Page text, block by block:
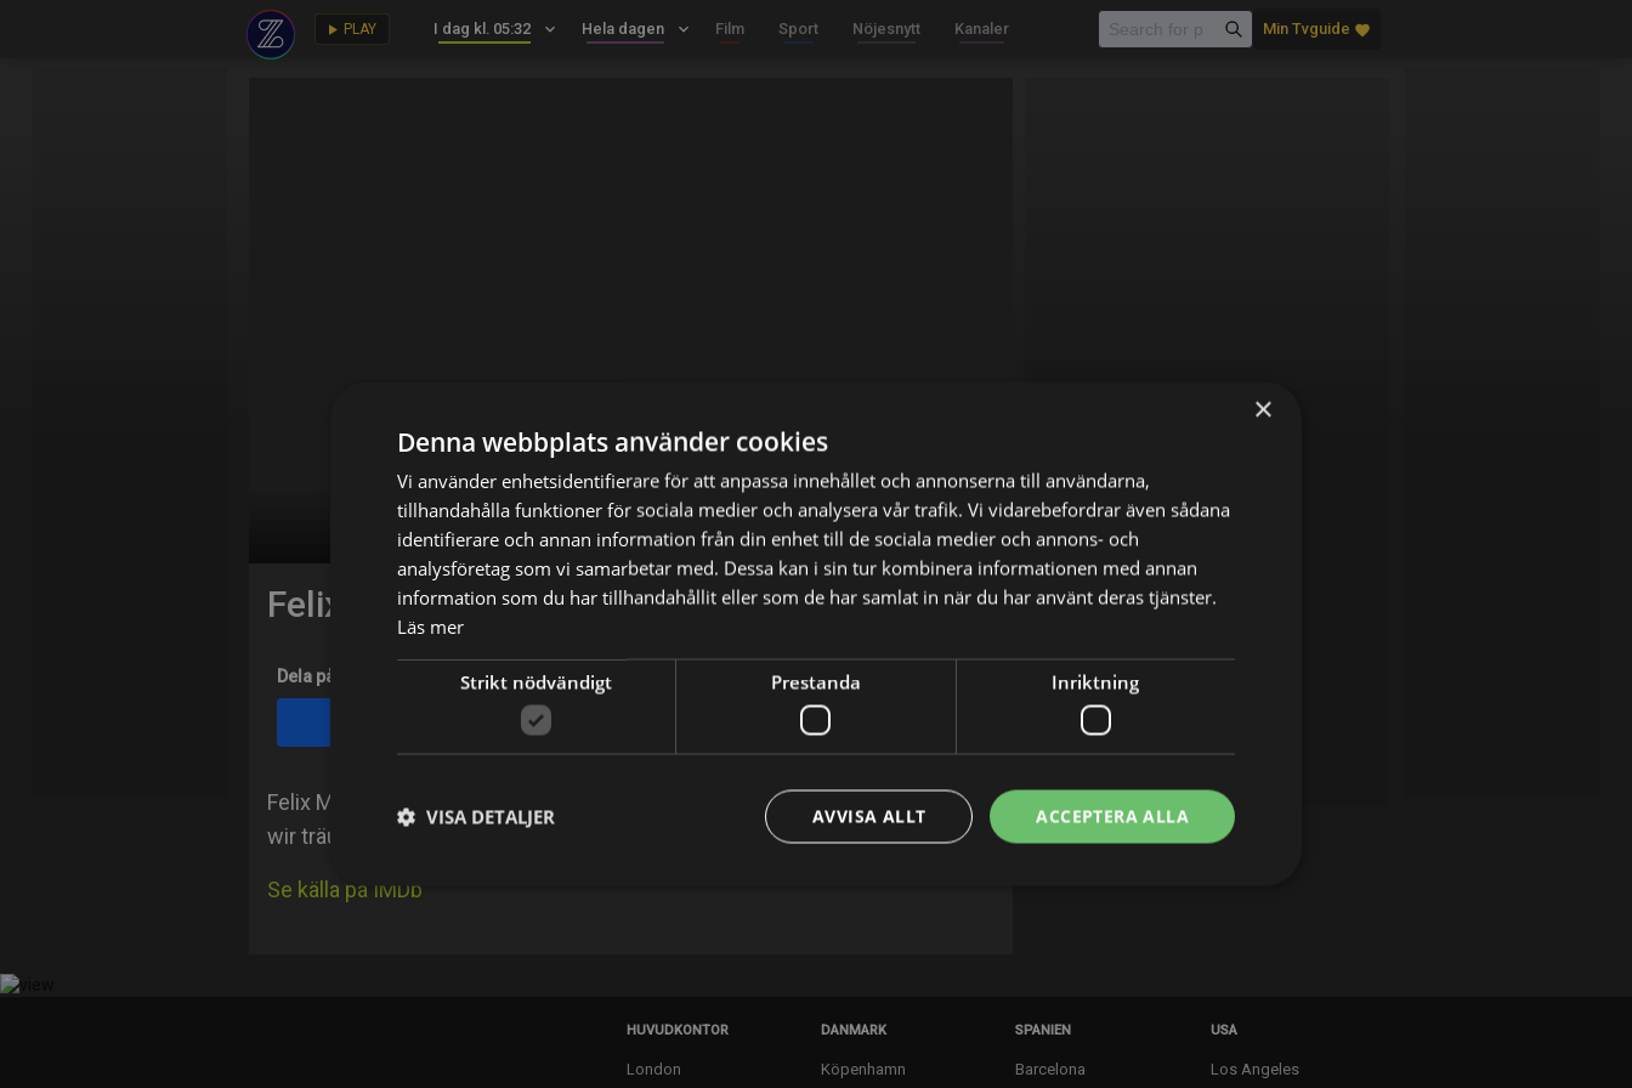
play_arrow PLAY I dag kl. 05:32 keyboard_arrow_down Hela dagen keyboard_arrow_down Film Sport Nöjesnytt Kanaler Min Tvguide favorite
Felix Maria Zeppenfeld
Dela på
Felix Maria Zeppenfeld is an actor, known for So was von da (2018) and Als
wir träumten (2015).
Se källa på IMDb
HUVUDKONTOR
London
DANMARK
Köpenhamn
SPANIEN
Barcelona
USA
Los Angeles
×
Denna webbplats använder cookies
Vi använder enhetsidentifierare för att anpassa innehållet och annonserna till användarna,
tillhandahålla funktioner för sociala medier och analysera vår trafik. Vi vidarebefordrar även sådana
identifierare och annan information från din enhet till de sociala medier och annons- och
analysföretag som vi samarbetar med. Dessa kan i sin tur kombinera informationen med annan
information som du har tillhandahållit eller som de har samlat in när du har använt deras tjänster.
Läs mer
Strikt nödvändigt Prestanda Inriktning
ACCEPTERA ALLA
AVVISA ALLT
VISA DETALJER